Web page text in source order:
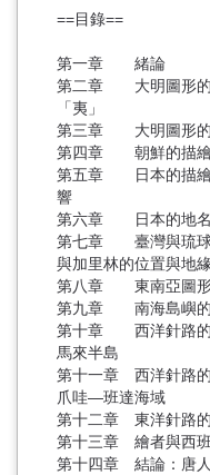
==目錄==
第一章 緒論
第二章 大明圖形的
「夷」
第三章 大明圖形的
第四章 朝鮮的描繪
第五章 日本的描繪
響
第六章 日本的地名
第七章 臺灣與琉球
與加里林的位置與地
第八章 東南亞圖形
第九章 南海島嶼的
第十章 西洋針路的
馬來半島
第十一章 西洋針路的
爪哇—班達海域
第十二章 東洋針路
第十三章 繪者與西
第十四章 結論：唐